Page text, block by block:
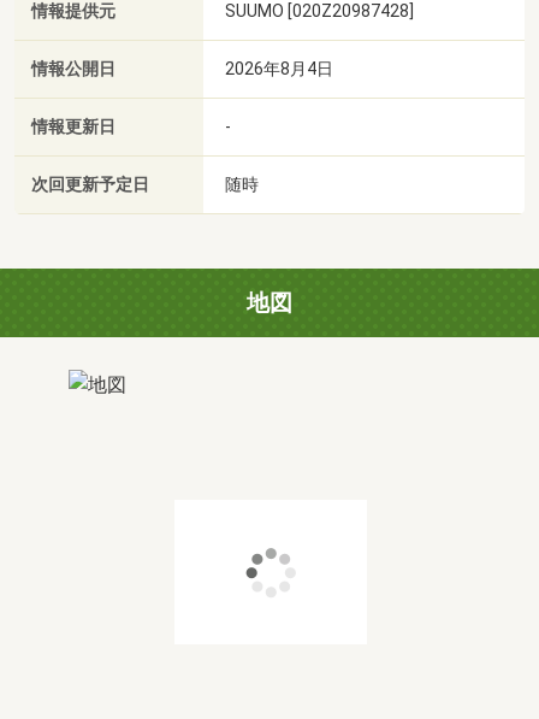
情報提供元 SUUMO [020Z20987428]
情報公開日 2026年8月4日
情報更新日 -
次回更新予定日 随時
地図